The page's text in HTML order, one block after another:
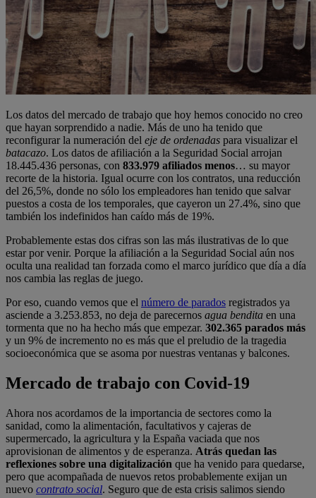
Los datos del mercado de trabajo que hoy hemos conocido no creo
que hayan sorprendido a nadie. Más de uno ha tenido que
reconfigurar la numeración del eje de ordenadas para visualizar el
batacazo. Los datos de afiliación a la Seguridad Social arrojan
18.445.436 personas, con 833.979 afiliados menos… su mayor
recorte de la historia. Igual ocurre con los contratos, una reducción
del 26,5%, donde no sólo los empleadores han tenido que salvar
puestos a costa de los temporales, que cayeron un 27.4%, sino que
también los indefinidos han caído más de 19%.
Probablemente estas dos cifras son las más ilustrativas de lo que
estar por venir. Porque la afiliación a la Seguridad Social aún nos
oculta una realidad tan forzada como el marco jurídico que día a día
nos cambia las reglas de juego.
Por eso, cuando vemos que el número de parados registrados ya
asciende a 3.253.853, no deja de parecernos agua bendita en una
tormenta que no ha hecho más que empezar. 302.365 parados más
y un 9% de incremento no es más que el preludio de la tragedia
socioeconómica que se asoma por nuestras ventanas y balcones.
Mercado de trabajo con Covid-19
Ahora nos acordamos de la importancia de sectores como la
sanidad, como la alimentación, facultativos y cajeras de
supermercado, la agricultura y la España vaciada que nos
aprovisionan de alimentos y de esperanza. Atrás quedan las
reflexiones sobre una digitalización que ha venido para quedarse,
pero que acompañada de nuevos retos probablemente exijan un
nuevo contrato social. Seguro que de esta crisis salimos siendo